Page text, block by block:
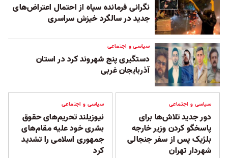
نگرانی فرمانده سپاه از احتمال اعتراض‌های
جدید در سالگرد خیزش سراسری
سیاسی و اجتماعی
دستگیری پنج شهروند کرد در استان
‌آذربایجان غربی
سیاسی و اجتماعی
دور جدید تلاش‌ها برای
پاسخگو کردن وزیر خارجه
بلژیک پس از سفر جنجالی
شهردار تهران
سیاسی و اجتماعی
نیوزیلند تحریم‌های حقوق
بشری خود علیه مقام‌های
جمهوری اسلامی را تشدید
کرد